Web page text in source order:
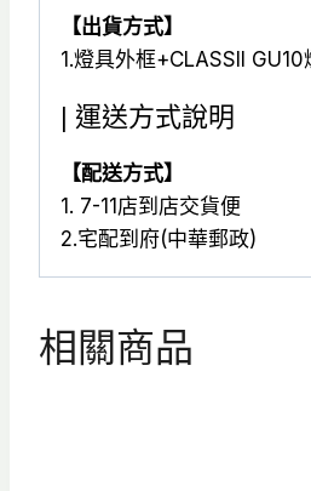
【出貨方式】
1.燈具外框+CLASSII
| 運送方式說明
【配送方式】
1. 7-11店到店交貨便
2.宅配到府(中華郵政)
相關商品